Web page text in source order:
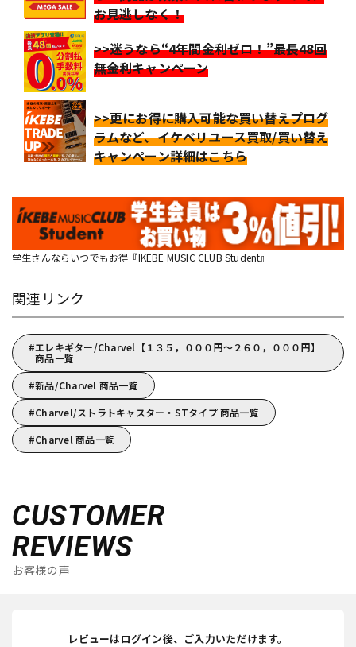
お見逃しなく！
>>迷うなら“4年間金利ゼロ！”最長48回
無金利キャンペーン
>>更にお得に購入可能な買い替えプログ
ラムなど、イケベリユース買取/買い替え
キャンペーン詳細はこちら
学生さんならいつでもお得『IKEBE MUSIC CLUB Student』
関連リンク
エレキギター/Charvel【１３５，０００円～２６０，０００円】
商品一覧
新品/Charvel 商品一覧
Charvel/ストラトキャスター・STタイプ 商品一覧
Charvel 商品一覧
CUSTOMER
REVIEWS
お客様の声
レビューはログイン後、ご入力いただけます。